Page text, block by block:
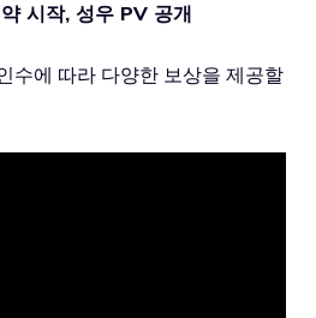
시작, 성우 PV 공개
수에 따라 다양한 보상을 제공할